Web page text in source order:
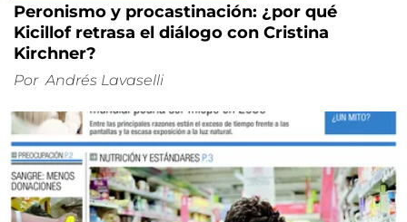
Peronismo y procastinación: ¿por qué
Kicillof retrasa el diálogo con Cristina
Kirchner?
Por Andrés Lavaselli